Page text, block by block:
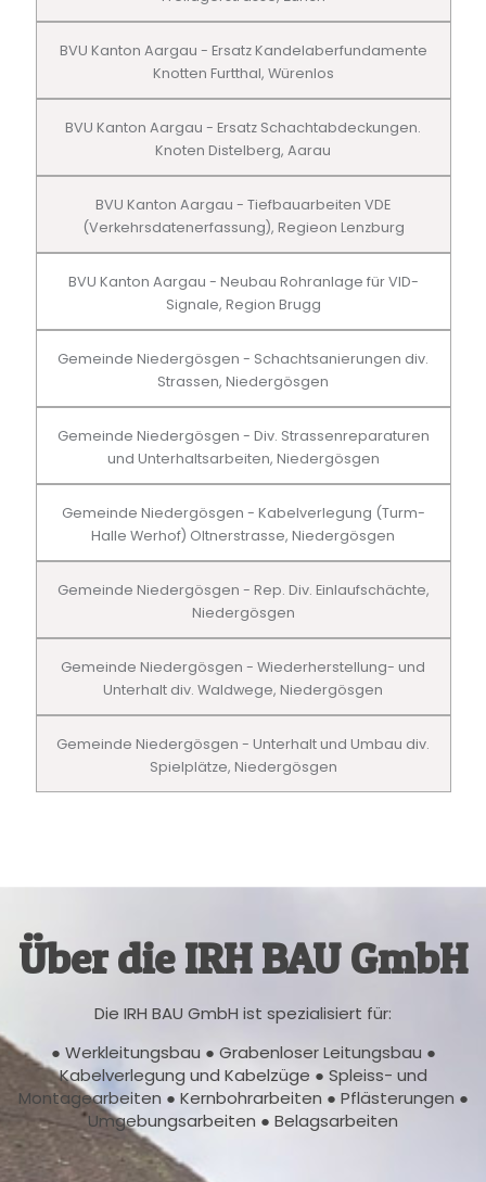
BVU Kanton Aargau - Ersatz Kandelaberfundamente
Knotten Furtthal, Würenlos
BVU Kanton Aargau - Ersatz Schachtabdeckungen.
Knoten Distelberg, Aarau
BVU Kanton Aargau - Tiefbauarbeiten VDE
(Verkehrsdatenerfassung), Regieon Lenzburg
BVU Kanton Aargau - Neubau Rohranlage für VID-
Signale, Region Brugg
Gemeinde Niedergösgen - Schachtsanierungen div.
Strassen, Niedergösgen
Gemeinde Niedergösgen - Div. Strassenreparaturen
und Unterhaltsarbeiten, Niedergösgen
Gemeinde Niedergösgen - Kabelverlegung (Turm-
Halle Werhof) Oltnerstrasse, Niedergösgen
Gemeinde Niedergösgen - Rep. Div. Einlaufschächte,
Niedergösgen
Gemeinde Niedergösgen - Wiederherstellung- und
Unterhalt div. Waldwege, Niedergösgen
Gemeinde Niedergösgen - Unterhalt und Umbau div.
Spielplätze, Niedergösgen
Über die IRH BAU GmbH
Die IRH BAU GmbH ist spezialisiert für:
● Werkleitungsbau ● Grabenloser Leitungsbau ●
Kabelverlegung und Kabelzüge ● Spleiss- und
Montagearbeiten ● Kernbohrarbeiten ● Pflästerungen ●
Umgebungsarbeiten ● Belagsarbeiten